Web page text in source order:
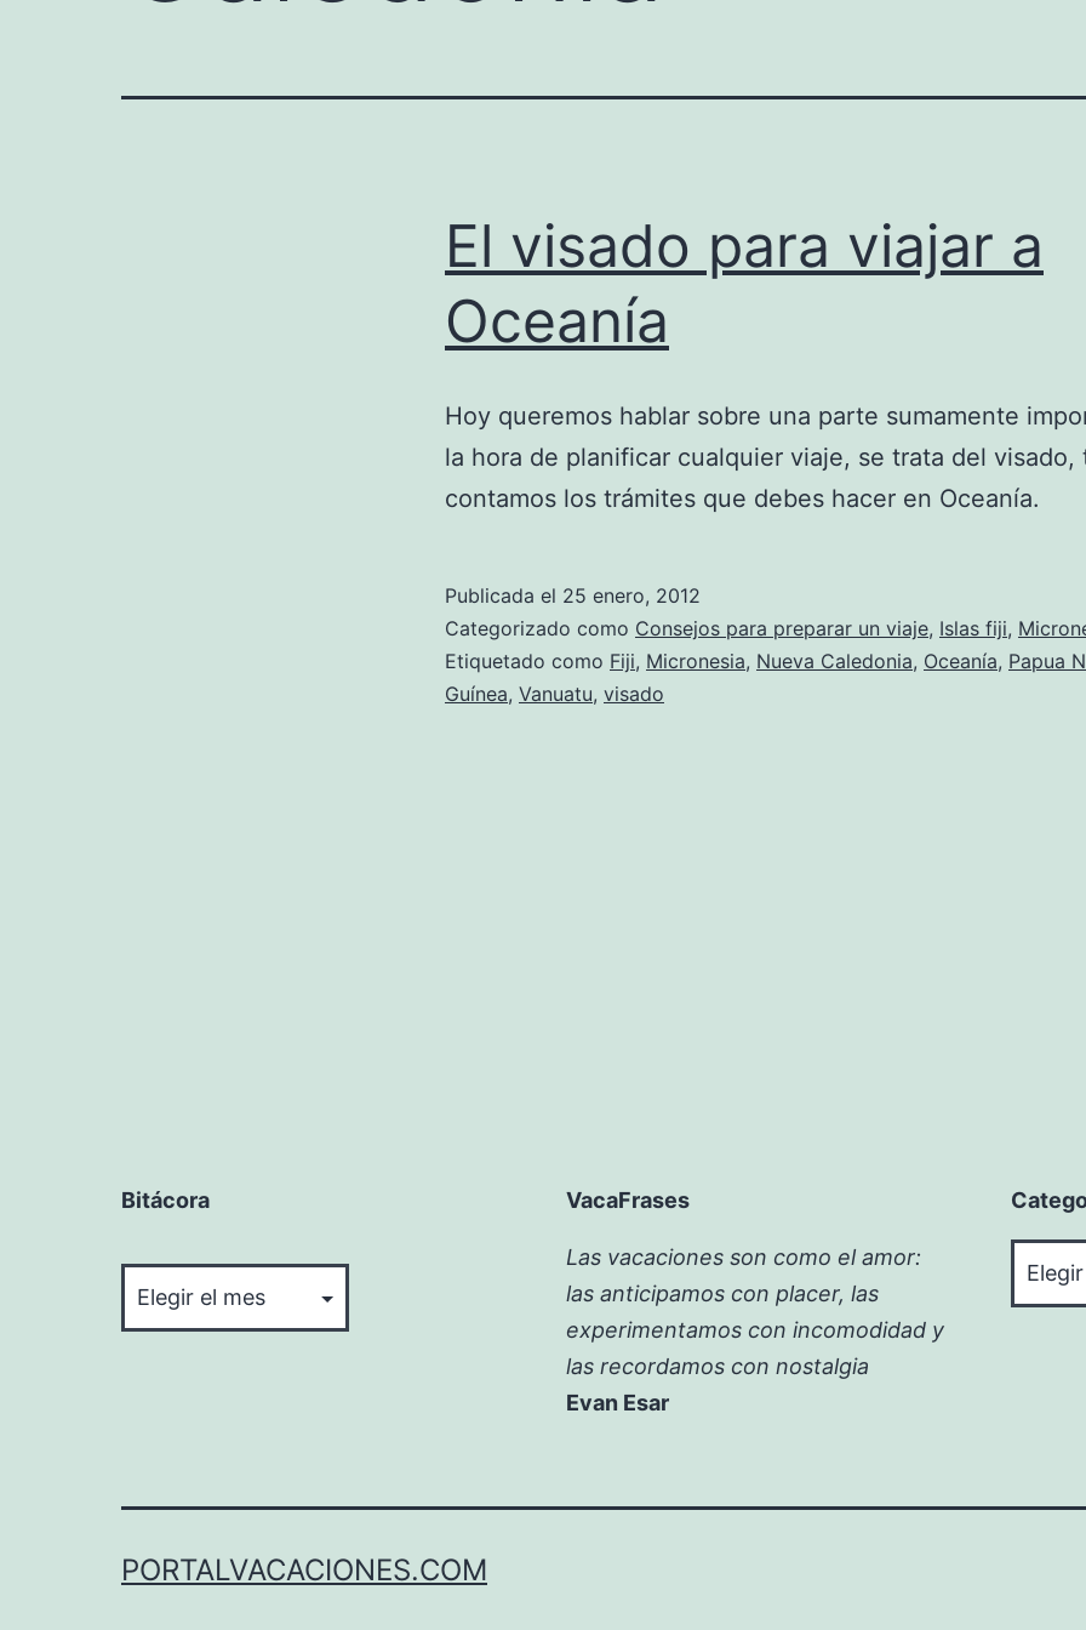
El visado para viajar a
Oceanía
Hoy queremos hablar sobre una parte sumamente
la hora de planificar cualquier viaje, se trata del visado,
contamos los trámites que debes hacer en Oceanía.
Publicada el 25 enero, 2012
Categorizado como Consejos para preparar un viaje, Islas fiji,
Etiquetado como Fiji, Micronesia, Nueva Caledonia, Oceanía, Papua
Guínea, Vanuatu, visado
Bitácora VacaFrases
Las vacaciones son como el amor:
las anticipamos con placer, las
experimentamos con incomodidad y
las recordamos con nostalgia
Evan Esar
PORTALVACACIONES.COM